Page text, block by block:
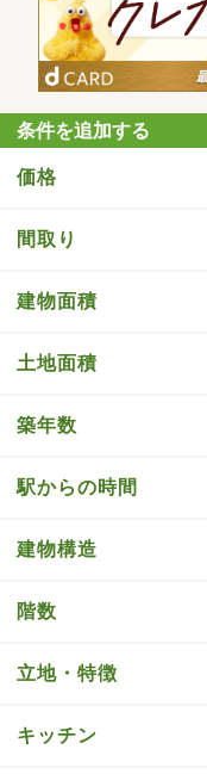
条件を追加する
価格
間取り
建物面積
土地面積
築年数
駅からの時間
建物構造
階数
立地・特徴
キッチン